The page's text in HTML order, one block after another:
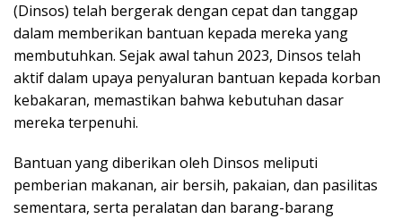
(Dinsos) telah bergerak dengan cepat dan tanggap
dalam memberikan bantuan kepada mereka yang
membutuhkan. Sejak awal tahun 2023, Dinsos telah
aktif dalam upaya penyaluran bantuan kepada korban
kebakaran, memastikan bahwa kebutuhan dasar
mereka terpenuhi.
Bantuan yang diberikan oleh Dinsos meliputi
pemberian makanan, air bersih, pakaian, dan pasilitas
sementara, serta peralatan dan barang-barang